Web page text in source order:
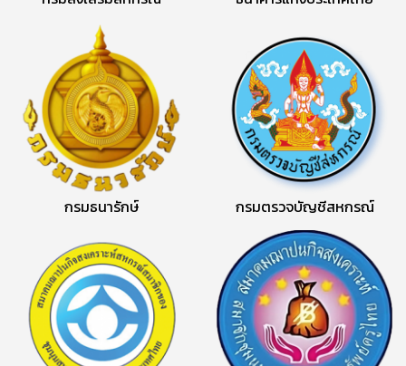
กรมธนารักษ์ กรมตรวจบัญชีสหกรณ์